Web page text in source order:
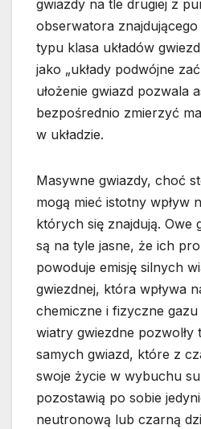
gwiazdy na tle drugiej z
obserwatora znajdującego
typu klasa układów
jako „układy podwójne
ułożenie gwiazd pozwala
bezpośrednio zmierzyć
w układzie.
Masywne gwiazdy, choć
mogą mieć istotny wpływ
których się znajdują. Owe
są na tyle jasne, że ich
powoduje emisję silnych
gwiezdnej, która wpływa
chemiczne i fizyczne
wiatry gwiezdne pozwolły
samych gwiazd, które z
swoje życie w wybuchu
pozostawią po sobie
neutronową lub czarną